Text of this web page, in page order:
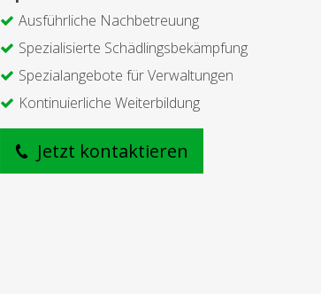
Ausführliche Nachbetreuung
Spezialisierte Schädlingsbekämpfung
Spezialangebote für Verwaltungen
Kontinuierliche Weiterbildung
Jetzt kontaktieren